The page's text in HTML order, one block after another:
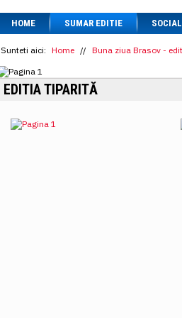
HOME SUMAR EDITIE SOCIAL
Sunteti aici: Home // Buna ziua Brasov -
EDITIA TIPARITĂ